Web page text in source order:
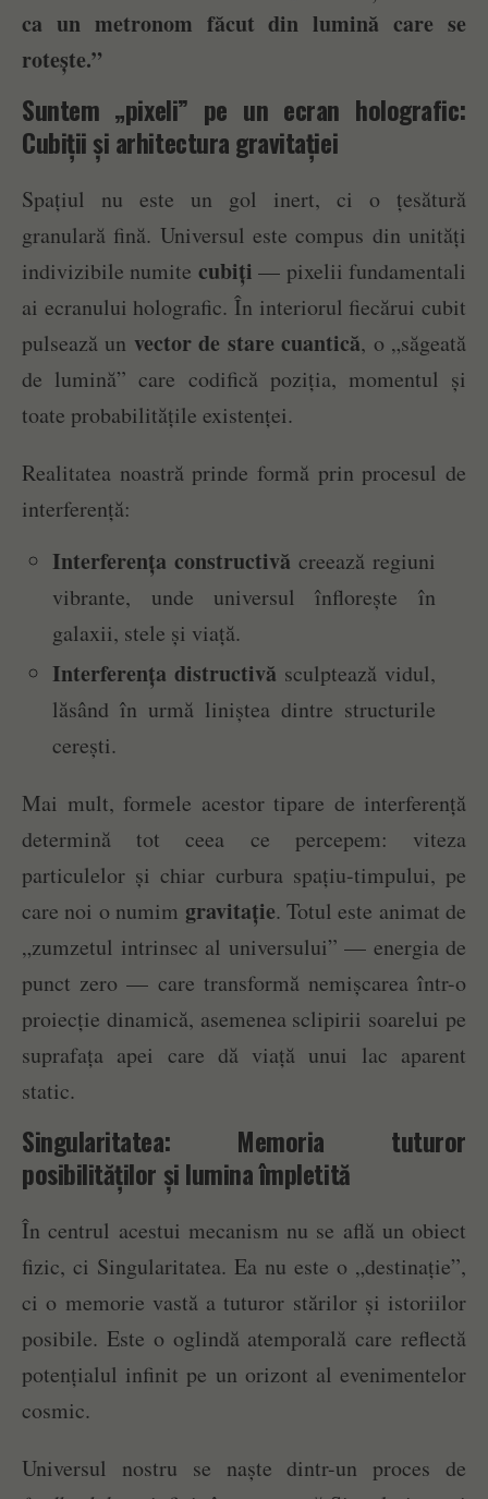
ca un metronom făcut din lumină care se
rotește.”
Suntem „pixeli” pe un ecran holografic:
Cubiții și arhitectura gravitației
Spațiul nu este un gol inert, ci o țesătură
granulară fină. Universul este compus din unități
indivizibile numite cubiți — pixelii fundamentali
ai ecranului holografic. În interiorul fiecărui cubit
pulsează un vector de stare cuantică, o „săgeată
de lumină” care codifică poziția, momentul și
toate probabilitățile existenței.
Realitatea noastră prinde formă prin procesul de
interferență:
Interferența constructivă creează regiuni
vibrante, unde universul înflorește în
galaxii, stele și viață.
Interferența distructivă sculptează vidul,
lăsând în urmă liniștea dintre structurile
cerești.
Mai mult, formele acestor tipare de interferență
determină tot ceea ce percepem: viteza
particulelor și chiar curbura spațiu-timpului, pe
care noi o numim gravitație. Totul este animat de
„zumzetul intrinsec al universului” — energia de
punct zero — care transformă nemișcarea într-o
proiecție dinamică, asemenea sclipirii soarelui pe
suprafața apei care dă viață unui lac aparent
static.
Singularitatea: Memoria tuturor
posibilităților și lumina împletită
În centrul acestui mecanism nu se află un obiect
fizic, ci Singularitatea. Ea nu este o „destinație”,
ci o memorie vastă a tuturor stărilor și istoriilor
posibile. Este o oglindă atemporală care reflectă
potențialul infinit pe un orizont al evenimentelor
cosmic.
Universul nostru se naște dintr-un proces de